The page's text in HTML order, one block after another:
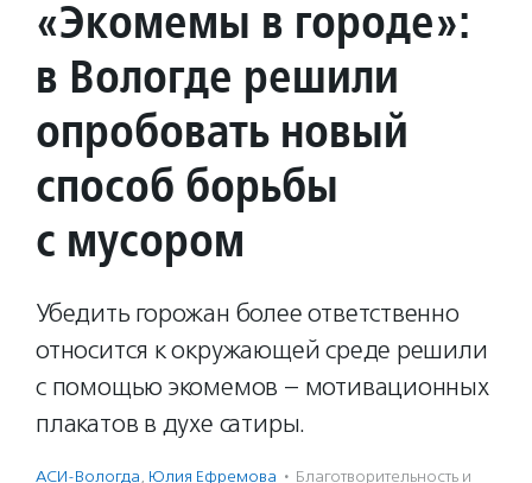
«Экомемы в городе»:
в Вологде решили
опробовать новый
способ борьбы
с мусором
Убедить горожан более ответственно
относится к окружающей среде решили
с помощью экомемов – мотивационных
плакатов в духе сатиры.
АСИ-Вологда, Юлия Ефремова · Благотвори­тель­ность и